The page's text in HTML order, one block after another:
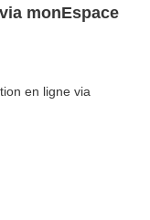
monEspace